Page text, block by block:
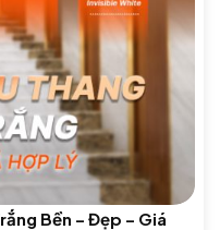
Bền – Đẹp – Giá